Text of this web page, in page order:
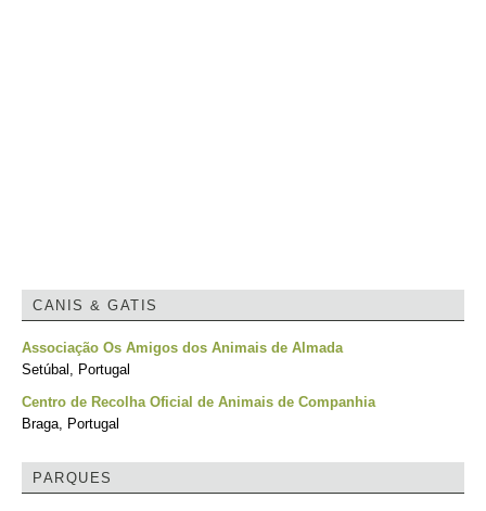
CANIS & GATIS
Associação Os Amigos dos Animais de Almada
Setúbal, Portugal
Centro de Recolha Oficial de Animais de Companhia
Braga, Portugal
PARQUES